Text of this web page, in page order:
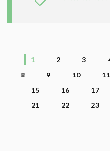
1 2 3
8
9 10 11
15
16 17
21
22 23